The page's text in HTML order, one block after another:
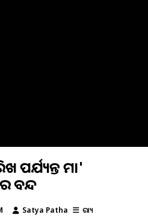
ପର୍ଯ୍ୟନ୍ତ ମା'
ବନ୍ଦ
Satya Patha ରାଜ୍ୟ